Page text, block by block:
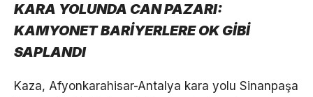
KARA YOLUNDA CAN PAZARI:
KAMYONET BARİYERLERE OK GİBİ
SAPLANDI
Kaza, Afyonkarahisar-Antalya kara yolu Sinanpaşa